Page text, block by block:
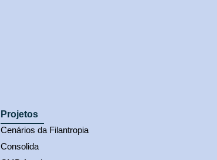
Projetos
Cenários da Filantropia
Consolida